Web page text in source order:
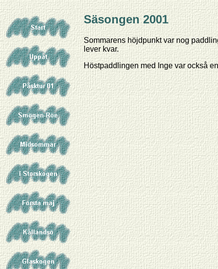
Säsongen 2001
Sommarens höjdpunkt var nog
lever kvar.
Höstpaddlingen med Inge var också